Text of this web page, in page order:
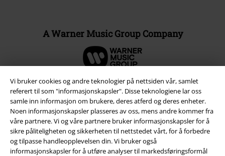
Vi bruker cookies og andre teknologier på nettsiden vår, samlet
referert til som "informasjonskapsler". Disse teknologiene lar oss
samle inn informasjon om brukere, deres atferd og deres enheter.
Noen informasjonskapsler plasseres av oss, mens andre kommer fra
våre partnere. Vi og våre partnere bruker informasjonskapsler for å
sikre påliteligheten og sikkerheten til nettstedet vårt, for å forbedre
og tilpasse handleopplevelsen din. Vi bruker også
informasjonskapsler for å utføre analyser til markedsføringsformål
A Warner Music Group Company